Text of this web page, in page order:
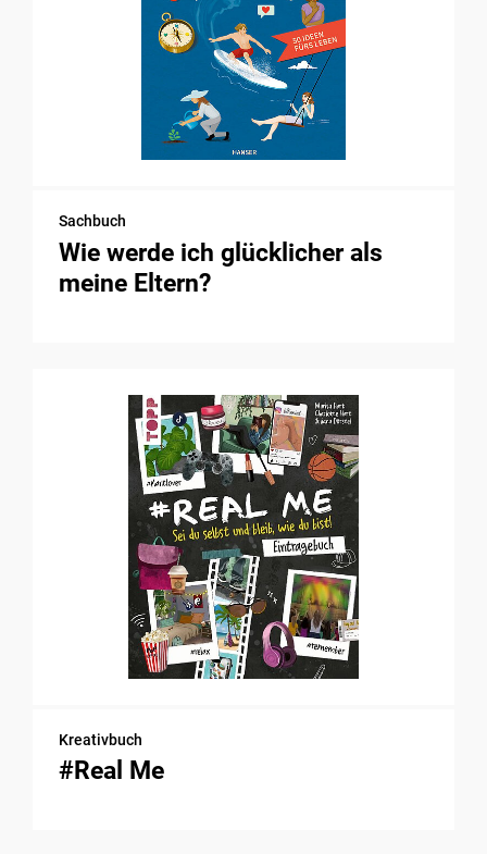
Sachbuch
Wie werde ich glücklicher als
meine Eltern?
Kreativbuch
#Real Me